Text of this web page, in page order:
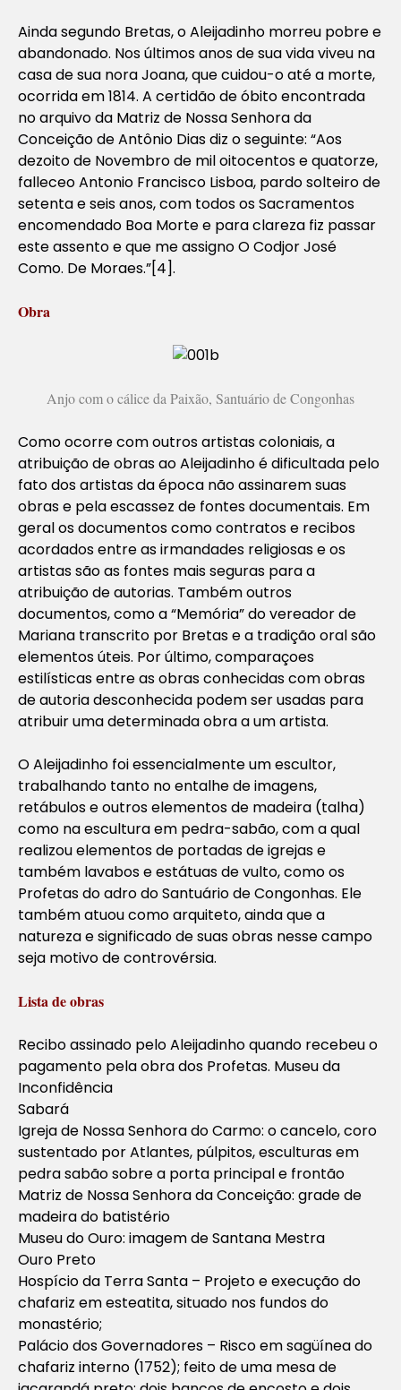
Ainda segundo Bretas, o Aleijadinho morreu pobre e
abandonado. Nos últimos anos de sua vida viveu na
casa de sua nora Joana, que cuidou-o até a morte,
ocorrida em 1814. A certidão de óbito encontrada
no arquivo da Matriz de Nossa Senhora da
Conceição de Antônio Dias diz o seguinte: “Aos
dezoito de Novembro de mil oitocentos e quatorze,
falleceo Antonio Francisco Lisboa, pardo solteiro de
setenta e seis anos, com todos os Sacramentos
encomendado Boa Morte e para clareza fiz passar
este assento e que me assigno O Codjor José
Como. De Moraes.”[4].
Obra
Anjo com o cálice da Paixão, Santuário de Congonhas
Como ocorre com outros artistas coloniais, a
atribuição de obras ao Aleijadinho é dificultada pelo
fato dos artistas da época não assinarem suas
obras e pela escassez de fontes documentais. Em
geral os documentos como contratos e recibos
acordados entre as irmandades religiosas e os
artistas são as fontes mais seguras para a
atribuição de autorias. Também outros
documentos, como a “Memória” do vereador de
Mariana transcrito por Bretas e a tradição oral são
elementos úteis. Por último, comparaçoes
estilísticas entre as obras conhecidas com obras
de autoria desconhecida podem ser usadas para
atribuir uma determinada obra a um artista.
O Aleijadinho foi essencialmente um escultor,
trabalhando tanto no entalhe de imagens,
retábulos e outros elementos de madeira (talha)
como na escultura em pedra-sabão, com a qual
realizou elementos de portadas de igrejas e
também lavabos e estátuas de vulto, como os
Profetas do adro do Santuário de Congonhas. Ele
também atuou como arquiteto, ainda que a
natureza e significado de suas obras nesse campo
seja motivo de controvérsia.
Lista de obras
Recibo assinado pelo Aleijadinho quando recebeu o
pagamento pela obra dos Profetas. Museu da
Inconfidência
Sabará
Igreja de Nossa Senhora do Carmo: o cancelo, coro
sustentado por Atlantes, púlpitos, esculturas em
pedra sabão sobre a porta principal e frontão
Matriz de Nossa Senhora da Conceição: grade de
madeira do batistério
Museu do Ouro: imagem de Santana Mestra
Ouro Preto
Hospício da Terra Santa – Projeto e execução do
chafariz em esteatita, situado nos fundos do
monastério;
Palácio dos Governadores – Risco em sagüínea do
chafariz interno (1752); feito de uma mesa de